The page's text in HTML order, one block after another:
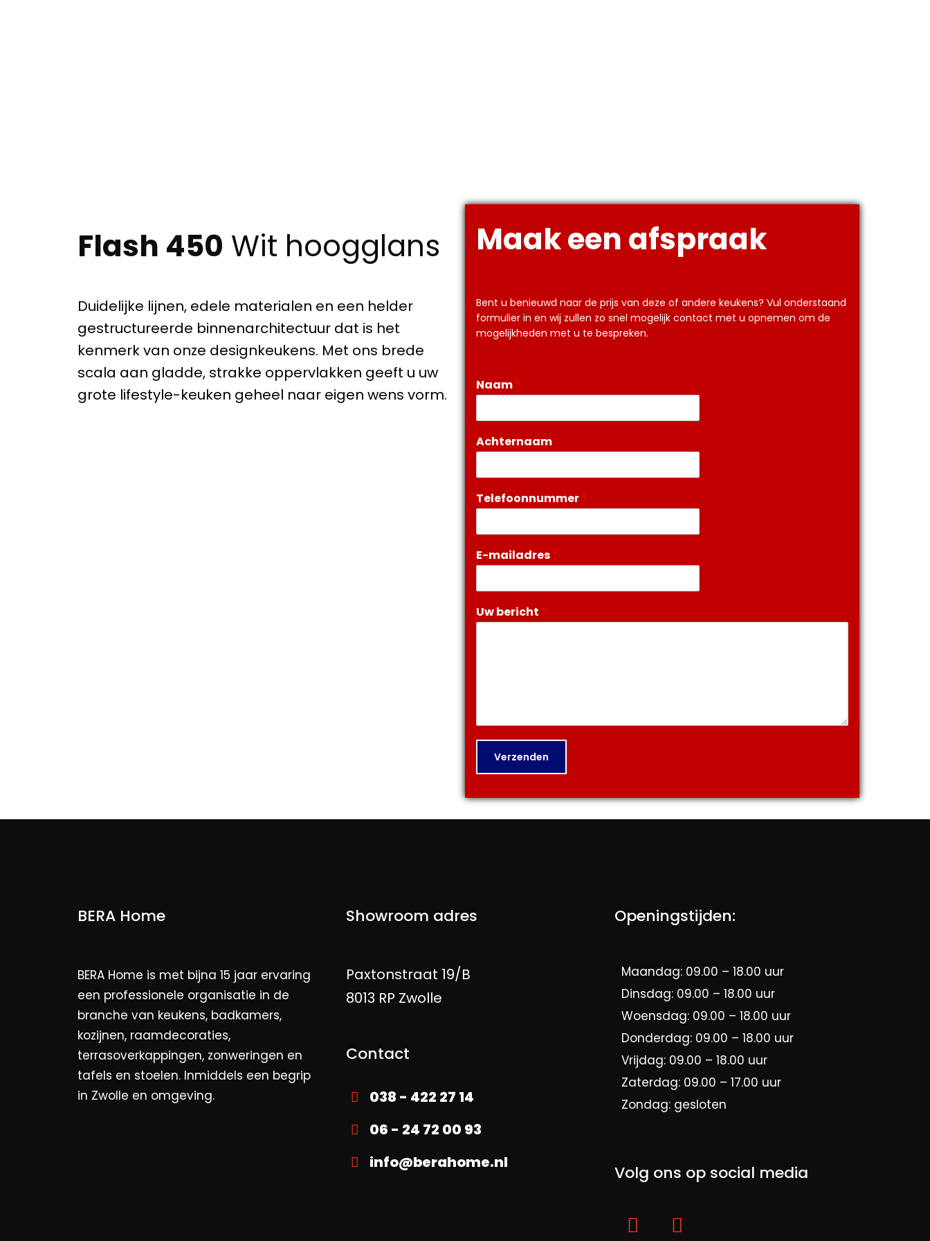
Flash 450 Wit hoogglans
Duidelijke lijnen, edele materialen en een helder
gestructureerde binnenarchitectuur dat is het
kenmerk van onze designkeukens. Met ons brede
scala aan gladde, strakke oppervlakken geeft u uw
grote lifestyle-keuken geheel naar eigen wens vorm.
Maak een afspraak
Bent u benieuwd naar de prijs van deze of andere keukens? Vul onderstaand
formulier in en wij zullen zo snel mogelijk contact met u opnemen om de
mogelijkheden met u te bespreken.
Naam*
Achternaam
Telefoonnummer*
E-mailadres*
Uw bericht *
Verzenden
BERA Home
BERA Home is met bijna 15 jaar ervaring
een professionele organisatie in de
branche van keukens, badkamers,
kozijnen, raamdecoraties,
terrasoverkappingen, zonweringen en
tafels en stoelen. Inmiddels een begrip
in Zwolle en omgeving.
Showroom adres
Paxtonstraat 19/B
8013 RP Zwolle
Contact
038 - 422 27 14
06 - 24 72 00 93
info@berahome.nl
Openingstijden:
Maandag: 09.00 – 18.00 uur
Dinsdag: 09.00 – 18.00 uur
Woensdag: 09.00 – 18.00 uur
Donderdag: 09.00 – 18.00 uur
Vrijdag: 09.00 – 18.00 uur
Zaterdag: 09.00 – 17.00 uur
Zondag: gesloten
Volg ons op social media